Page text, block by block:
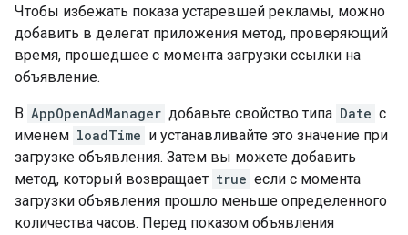
Чтобы избежать показа устаревшей рекламы, можно
добавить в делегат приложения метод, проверяющий
время, прошедшее с момента загрузки ссылки на
объявление.
В AppOpenAdManager добавьте свойство типа Date с
именем loadTime и устанавливайте это значение при
загрузке объявления. Затем вы можете добавить
метод, который возвращает true если с момента
загрузки объявления прошло меньше определенного
количества часов. Перед показом объявления